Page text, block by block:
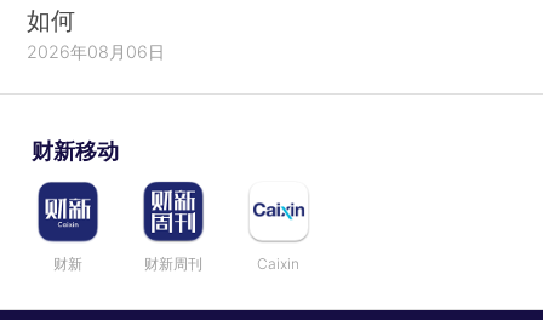
如何
2026年08月06日
财新移动
财新 财新周刊 Caixin